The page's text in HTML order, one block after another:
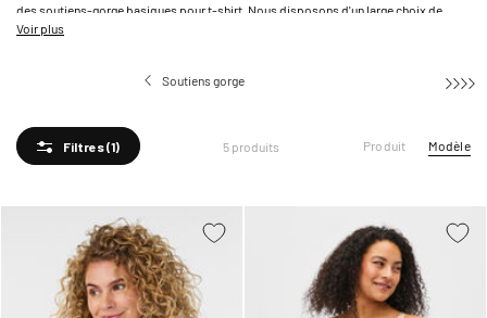
des soutiens-gorge basiques pour t-shirt. Nous disposons d'un large choix de
soutiens-gorge souples de base dans des motifs et des couleurs à la fois simples
Voir plus
Soutiens gorge
Filtres(1) 5 produits Produit Modèle